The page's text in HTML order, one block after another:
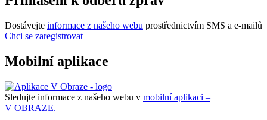
Dostávejte informace z našeho webu prostřednictvím SMS a e-mailů
Chci se zaregistrovat
Mobilní aplikace
Sledujte informace z našeho webu v mobilní aplikaci –
V OBRAZE.